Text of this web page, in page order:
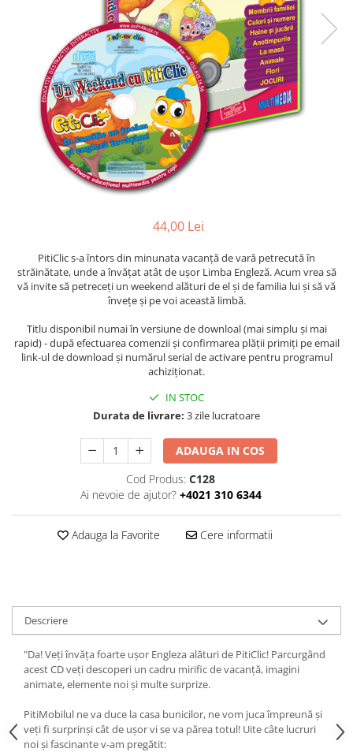
44,00 Lei
PitiClic s-a întors din minunata vacanță de vară petrecută în
străinătate, unde a învățat atât de ușor Limba Engleză. Acum vrea să
vă invite să petreceți un weekend alături de el și de familia lui şi să vă
înveţe şi pe voi această limbă.
Titlu disponibil numai în versiune de downloal (mai simplu și mai
rapid) - după efectuarea comenzii și confirmarea plății primiți pe email
link-ul de download și numărul serial de activare pentru programul
achiziționat.
IN STOC
Durata de livrare: 3 zile lucratoare
ADAUGA IN COS
Cod Produs: C128
Ai nevoie de ajutor? +4021 310 6344
Adauga la Favorite Cere informatii
Descriere
"Da! Veţi învăţa foarte uşor Engleza alături de PitiClic! Parcurgând
acest CD veţi descoperi un cadru mirific de vacanță, imagini
animate, elemente noi şi multe surprize.
PitiMobilul ne va duce la casa bunicilor, ne vom juca împreună și
veți fi surprinși cât de ușor vi se va părea totul! Uite câte lucruri
noi și fascinante v-am pregătit: